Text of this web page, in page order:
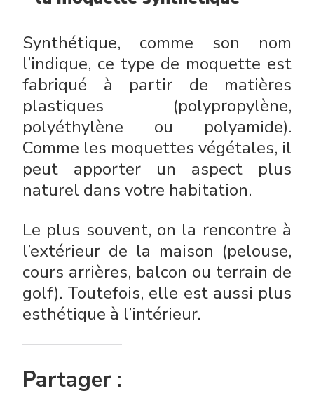
Synthétique, comme son nom
l’indique, ce type de moquette est
fabriqué à partir de matières
plastiques (polypropylène,
polyéthylène ou polyamide).
Comme les moquettes végétales, il
peut apporter un aspect plus
naturel dans votre habitation.
Le plus souvent, on la rencontre à
l’extérieur de la maison (pelouse,
cours arrières, balcon ou terrain de
golf). Toutefois, elle est aussi plus
esthétique à l’intérieur.
Partager :